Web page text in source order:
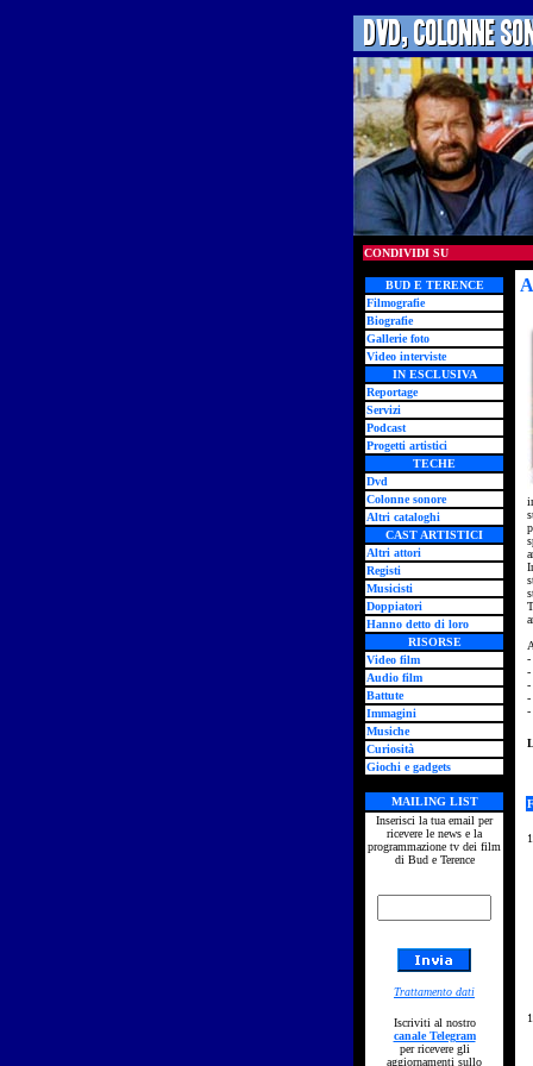
CONDIVIDI SU
BUD E TERENCE
Filmografie
Biografie
Gallerie foto
Video interviste
IN ESCLUSIVA
Reportage
Servizi
Podcast
Progetti artistici
TECHE
Dvd
Colonne sonore
Altri cataloghi
CAST ARTISTICI
Altri attori
Registi
Musicisti
Doppiatori
Hanno detto di loro
RISORSE
Video film
Audio film
Battute
Immagini
Musiche
Curiosità
Giochi e gadgets
MAILING LIST
Inserisci la tua email per
ricevere le news e la
programmazione tv dei film
di Bud e Terence
Trattamento dati
Iscriviti al nostro
canale Telegram
per ricevere gli
aggiornamenti sullo
-
-
-
-
-